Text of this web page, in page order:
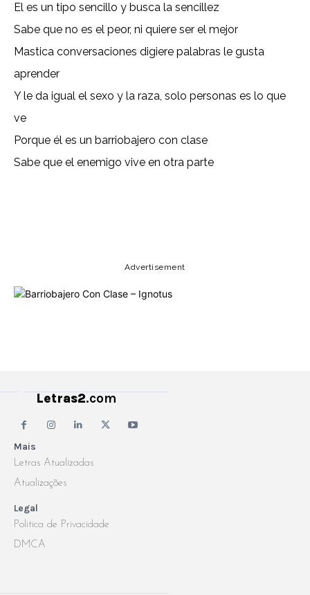
El es un tipo sencillo y busca la sencillez
Sabe que no es el peor, ni quiere ser el mejor
Mastica conversaciones digiere palabras le gusta
aprender
Y le da igual el sexo y la raza, solo personas es lo que
ve
Porque él es un barriobajero con clase
Sabe que el enemigo vive en otra parte
Advertisement
Mais
Letras Atualizadas
Atualizações
Legal
Politica de Privacidade
DMCA
Letras2.com